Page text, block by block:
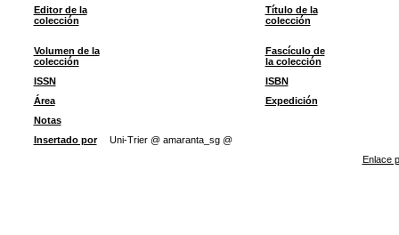
Editor de la
colección
Título de la
colección
Volumen de la
colección
Fascículo de
la colección
ISSN
ISBN
Área
Expedición
Notas
Insertado por
Uni-Trier @ amaranta_sg @
Enlace